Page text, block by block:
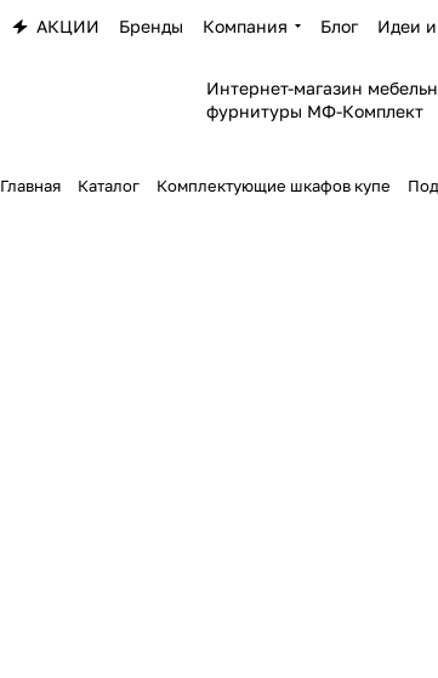
АКЦИИ Бренды Компания Блог Идеи
Интернет-магазин
фурнитуры МФ-Комплект
Главная Каталог Комплектующие шкафов купе